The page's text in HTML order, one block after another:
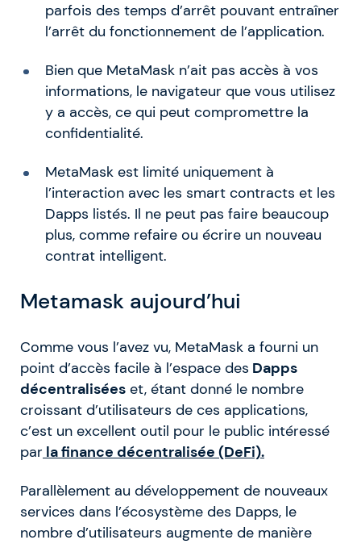
parfois des temps d’arrêt pouvant entraîner
l’arrêt du fonctionnement de l’application.
Bien que MetaMask n’ait pas accès à vos
informations, le navigateur que vous utilisez
y a accès, ce qui peut compromettre la
confidentialité.
MetaMask est limité uniquement à
l’interaction avec les smart contracts et les
Dapps listés. Il ne peut pas faire beaucoup
plus, comme refaire ou écrire un nouveau
contrat intelligent.
Metamask aujourd’hui
Comme vous l’avez vu, MetaMask a fourni un
point d’accès facile à l’espace des Dapps
décentralisées et, étant donné le nombre
croissant d’utilisateurs de ces applications,
c’est un excellent outil pour le public intéressé
par la finance décentralisée (DeFi).
Parallèlement au développement de nouveaux
services dans l’écosystème des Dapps, le
nombre d’utilisateurs augmente de manière